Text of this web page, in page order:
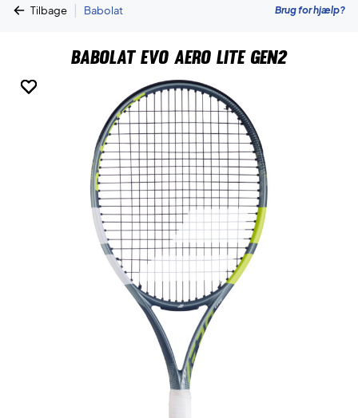
Tilbage | Babolat Brug for hjælp?
Babolat Evo Aero Lite Gen2